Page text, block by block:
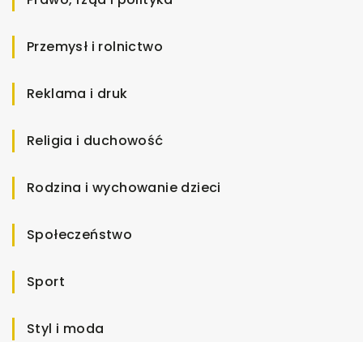
Przemysł i rolnictwo
Reklama i druk
Religia i duchowość
Rodzina i wychowanie dzieci
Społeczeństwo
Sport
Styl i moda